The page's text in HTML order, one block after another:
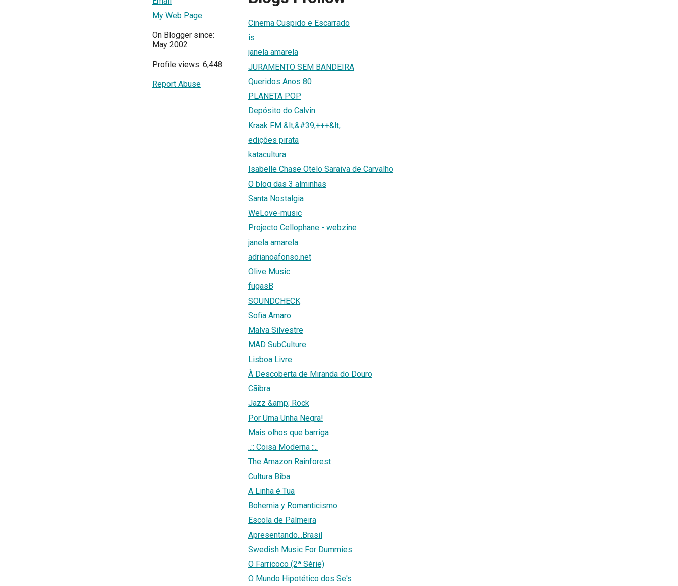
My Web Page
On Blogger since:
May 2002
Profile views: 6,448
Report Abuse
Cinema Cuspido e Escarrado
is
janela amarela
JURAMENTO SEM BANDEIRA
Queridos Anos 80
PLANETA POP
Depósito do Calvin
Kraak FM &lt;&#39;+++&lt;
edições pirata
katacultura
Isabelle Chase Otelo Saraiva de Carvalho
O blog das 3 alminhas
Santa Nostalgia
WeLove-music
Projecto Cellophane - webzine
janela amarela
adrianoafonso.net
Olive Music
fugasB
SOUNDCHECK
Sofia Amaro
Malva Silvestre
MAD SubCulture
Lisboa Livre
À Descoberta de Miranda do Douro
Cãibra
Jazz &amp; Rock
Por Uma Unha Negra!
Mais olhos que barriga
..:: Coisa Moderna ::..
The Amazon Rainforest
Cultura Biba
A Linha é Tua
Bohemia y Romanticismo
Escola de Palmeira
Apresentando...Brasil
Swedish Music For Dummies
O Farricoco (2ª Série)
O Mundo Hipotético dos Se's